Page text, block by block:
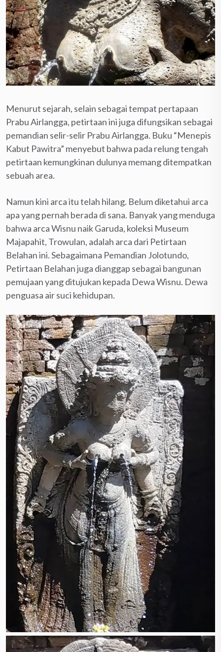
Menurut sejarah, selain sebagai tempat pertapaan
Prabu Airlangga, petirtaan ini juga difungsikan sebagai
pemandian selir-selir Prabu Airlangga. Buku “Menepis
Kabut Pawitra” menyebut bahwa pada relung tengah
petirtaan kemungkinan dulunya memang ditempatkan
sebuah area.
Namun kini arca itu telah hilang. Belum diketahui arca
apa yang pernah berada di sana. Banyak yang menduga
bahwa arca Wisnu naik Garuda, koleksi Museum
Majapahit, Trowulan, adalah arca dari Petirtaan
Belahan ini. Sebagaimana Pemandian Jolotundo,
Petirtaan Belahan juga dianggap sebagai bangunan
pemujaan yang ditujukan kepada Dewa Wisnu. Dewa
penguasa air suci kehidupan.